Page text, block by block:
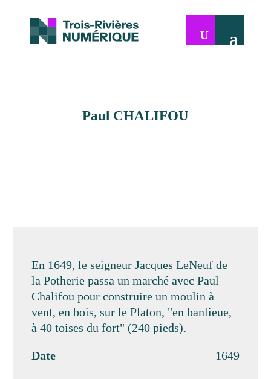
Paul CHALIFOU
En 1649, le seigneur Jacques LeNeuf de
la Potherie passa un marché avec Paul
Chalifou pour construire un moulin à
vent, en bois, sur le Platon, "en banlieue,
à 40 toises du fort" (240 pieds).
Date 1649